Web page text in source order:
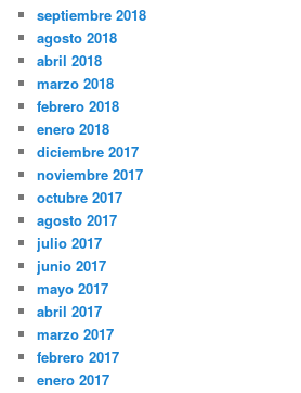
septiembre 2018
agosto 2018
abril 2018
marzo 2018
febrero 2018
enero 2018
diciembre 2017
noviembre 2017
octubre 2017
agosto 2017
julio 2017
junio 2017
mayo 2017
abril 2017
marzo 2017
febrero 2017
enero 2017